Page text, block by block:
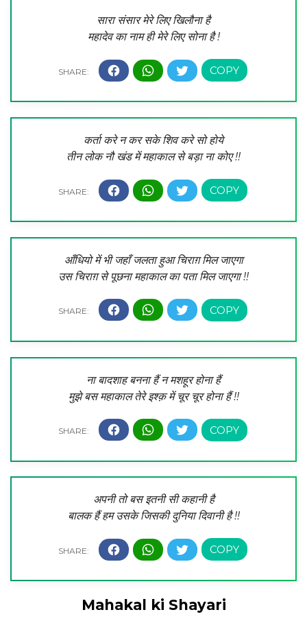
सारा संसार मेरे लिए खिलौना है
महादेव का नाम ही मेरे लिए सोना है !
कर्ता करे न कर सके शिव करे सो होये
तीन लोक नौ खंड में महाकाल से बड़ा ना कोए !!
आँधियो में भी जहाँ जलता हुआ चिराग़ मिल जाएगा
उस चिराग़ से पूछना महाकाल का पता मिल जाएगा !!
ना बादशाह बनना हैं न मशहूर होना हैं
मुझे बस महाकाल तेरे इश्क़ में चूर चूर होना हैं !!
अपनी तो बस इतनी सी कहानी है
बालक हैं हम उसके जिसकी दुनिया दिवानी है !!
Mahakal ki Shayari